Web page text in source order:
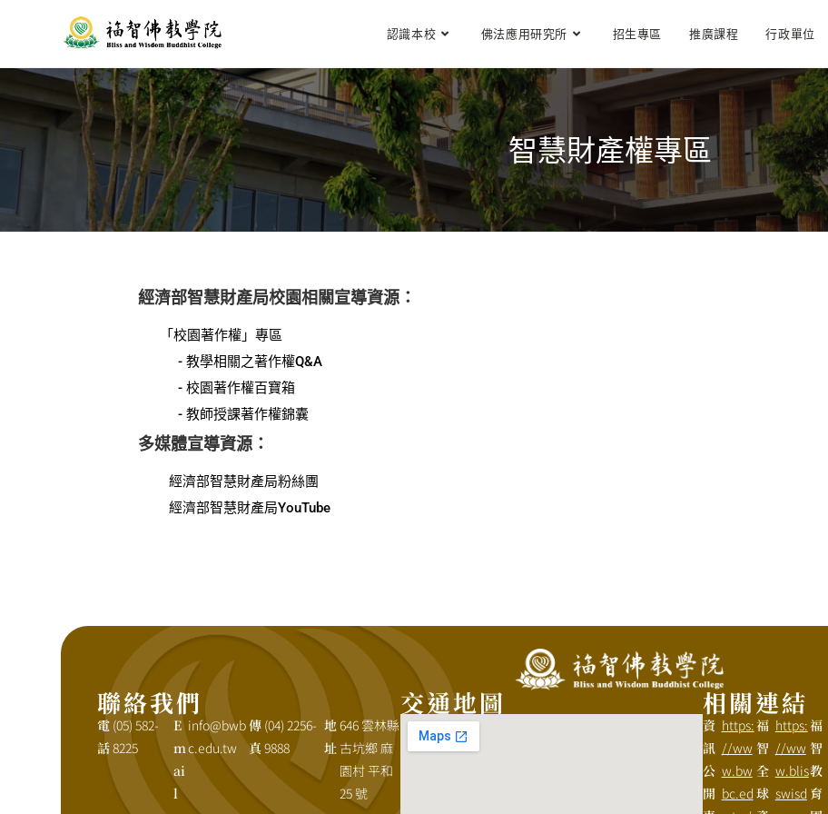
認識本校 佛法應用研究所 招生專區 推廣課程 行政單位
智慧財產權專區
經濟部智慧財產局校園相關宣導資源：
「校園著作權」專區
- 教學相關之著作權Q&A
- 校園著作權百寶箱
- 教師授課著作權錦囊
多媒體宣導資源：
經濟部智慧財產局粉絲團
經濟部智慧財產局YouTube
聯絡我們
電
話
(05) 582-
8225
E
m
ai
l
info@bwb
c.edu.tw
傳
真
(04) 2256-
9888
地
址
646 雲林縣
古坑鄉 麻
園村 平和
25 號
交通地圖 相關連結
資
訊
公
開
https:
//ww
w.bw
bc.ed
福
智
全
球
https:
//ww
w.blis
swisd
福
智
教
育